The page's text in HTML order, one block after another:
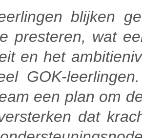
blijken
presteren, wat
en het
GOK-
een plan om
dat